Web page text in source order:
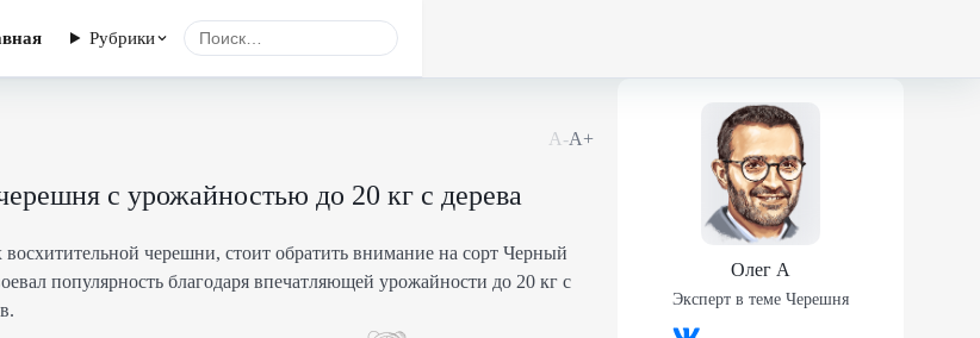
Рубрики
А-А+
с урожайностью до 20 кг с дерева
черешни, стоит обратить внимание на сорт Черный
популярность благодаря впечатляющей урожайности до 20 кг с
Олег А
Эксперт в теме Черешня